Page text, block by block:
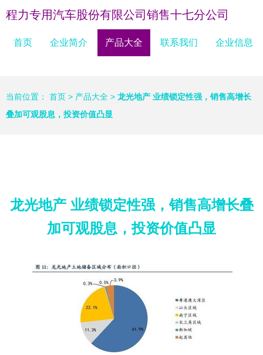
程力专用汽车股份有限公司销售十七分公司
首页 企业简介 产品大全 联系我们 企业信息
当前位置： 首页 > 产品大全 > 龙光地产 业绩锁定性强，销售高增长
叠加可观股息，投资价值凸显
龙光地产 业绩锁定性强，销售高增长叠
加可观股息，投资价值凸显